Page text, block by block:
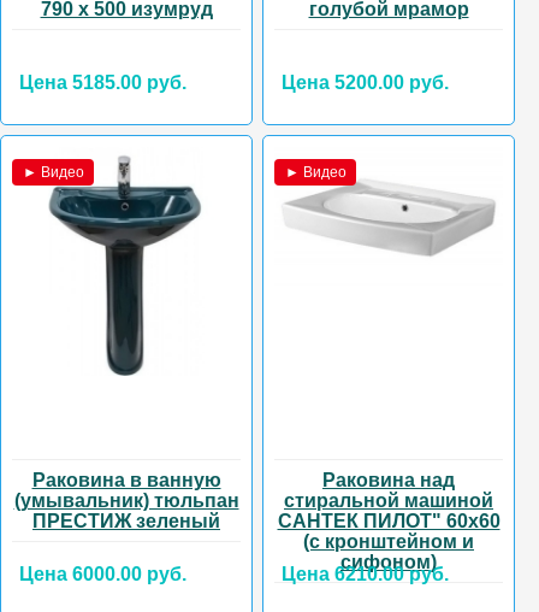
790 х 500 изумруд
Цена 5185.00 руб.
голубой мрамор
Цена 5200.00 руб.
► Видео
Раковина в ванную
(умывальник) тюльпан
ПРЕСТИЖ зеленый
Цена 6000.00 руб.
► Видео
Раковина над
стиральной машиной
САНТЕК ПИЛОТ" 60х60
(с кронштейном и
сифоном)
Цена 6210.00 руб.